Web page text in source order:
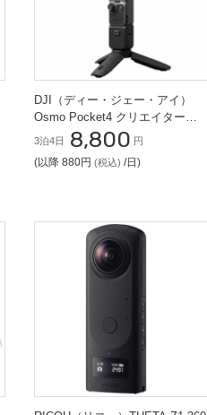
DJI（ディー・ジェー・アイ）
Osmo Pocket4 クリエイターコ
ンボ VLOG カメラ
3泊4日 8,800 円
(以降 880円 (税込) /日)